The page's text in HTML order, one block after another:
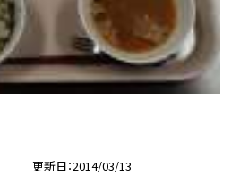
更新日 2014/03/13